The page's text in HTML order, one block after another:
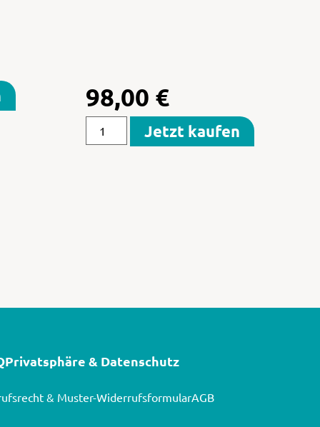
98,00 €
Jetzt kaufen
Privatsphäre & Datenschutz
& Muster-WiderrufsformularAGB